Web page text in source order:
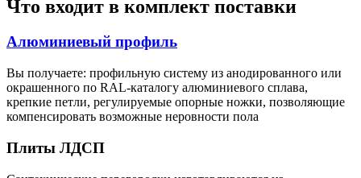
Что входит в комплект поставки
Алюминиевый профиль
Вы получаете: профильную систему из анодированного или
окрашенного по RAL-каталогу алюминиевого сплава,
крепкие петли, регулируемые опорные ножки, позволяющие
компенсировать возможные неровности пола
Плиты ЛДСП